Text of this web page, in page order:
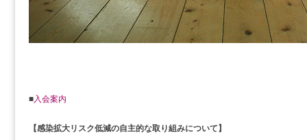
■入会案内
【感染拡大リスク低減の自主的な取り組みについて】